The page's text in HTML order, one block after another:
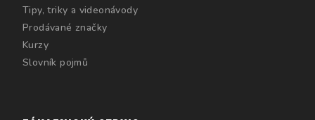
Tipy, triky a videonávody
Prodávané značky
Kurzy
Slovník pojmů